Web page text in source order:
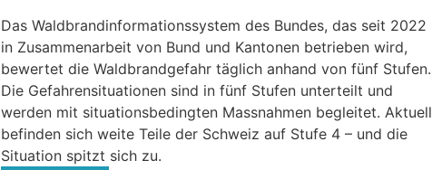
Das Waldbrandinformationssystem des Bundes, das seit 2022
in Zusammenarbeit von Bund und Kantonen betrieben wird,
bewertet die Waldbrandgefahr täglich anhand von fünf Stufen.
Die Gefahrensituationen sind in fünf Stufen unterteilt und
werden mit situationsbedingten Massnahmen begleitet. Aktuell
befinden sich weite Teile der Schweiz auf Stufe 4 – und die
Situation spitzt sich zu.